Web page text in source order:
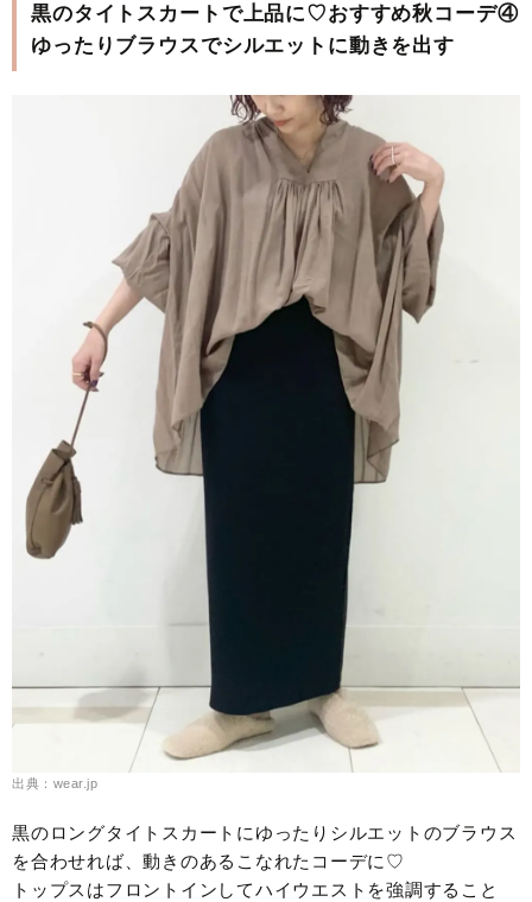
黒のタイトスカートで上品に♡おすすめ秋コーデ④
ゆったりブラウスでシルエットに動きを出す
出典：wear.jp
黒のロングタイトスカートにゆったりシルエットのブラウス
を合わせれば、動きのあるこなれたコーデに♡
トップスはフロントインしてハイウエストを強調すること